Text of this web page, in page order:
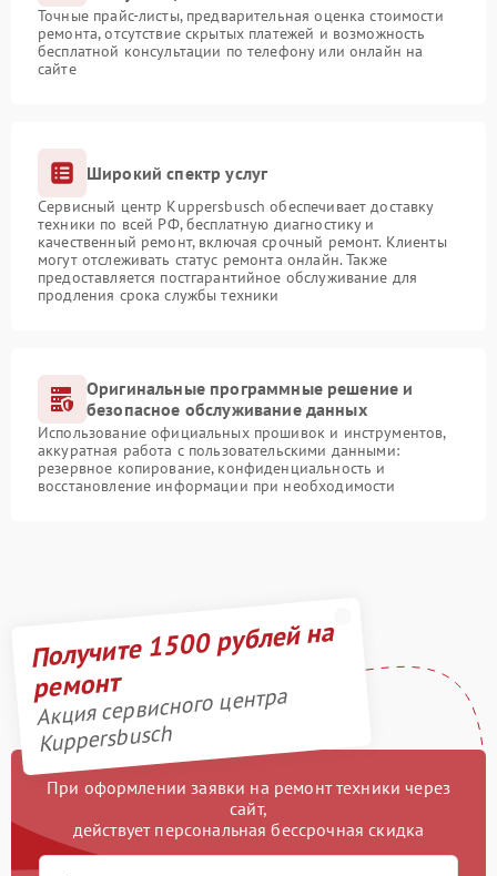
Точные прайс-листы, предварительная оценка стоимости
ремонта, отсутствие скрытых платежей и возможность
бесплатной консультации по телефону или онлайн на
сайте
Широкий спектр услуг
Сервисный центр Kuppersbusch обеспечивает доставку
техники по всей РФ, бесплатную диагностику и
качественный ремонт, включая срочный ремонт. Клиенты
могут отслеживать статус ремонта онлайн. Также
предоставляется постгарантийное обслуживание для
продления срока службы техники
Оригинальные программные решение и
безопасное обслуживание данных
Использование официальных прошивок и инструментов,
аккуратная работа с пользовательскими данными:
резервное копирование, конфиденциальность и
восстановление информации при необходимости
Получите 1500 рублей на
ремонт
Акция сервисного центра
Kuppersbusch
При оформлении заявки на ремонт техники через
сайт,
действует персональная бессрочная скидка